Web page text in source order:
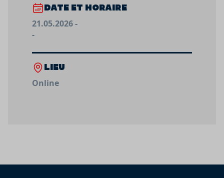
DATE ET HORAIRE
21.05.2026 -
-
LIEU
Online